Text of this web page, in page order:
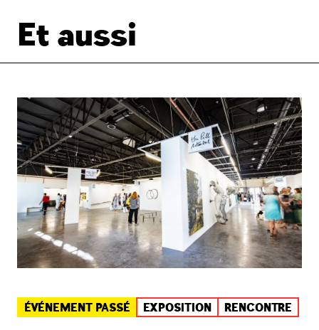
Et aussi
ÉVÉNEMENT PASSÉ EXPOSITION RENCONTRE